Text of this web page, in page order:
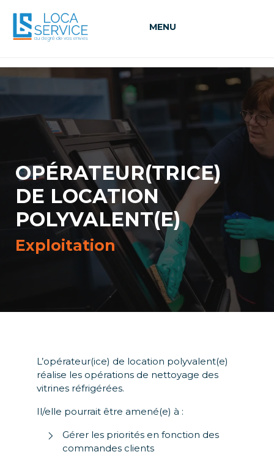
MENU
OPÉRATEUR(TRICE)
DE LOCATION
POLYVALENT(E)
Exploitation
L’opérateur(ice) de location polyvalent(e)
réalise les opérations de nettoyage des
vitrines réfrigérées.
Il/elle pourrait être amené(e) à :
Gérer les priorités en fonction des
commandes clients